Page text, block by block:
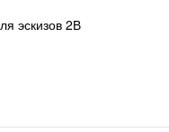
эскизов 2В